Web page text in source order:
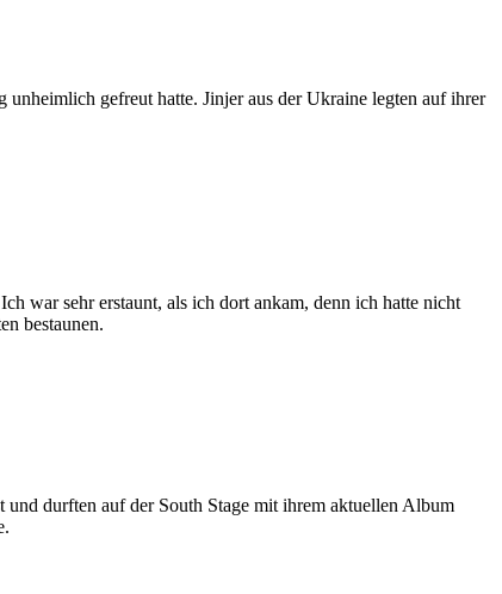
gefreut hatte. Jinjer aus der Ukraine legten auf ihrer
war sehr erstaunt, als ich dort ankam, denn ich hatte nicht
bestaunen.
durften auf der South Stage mit ihrem aktuellen Album